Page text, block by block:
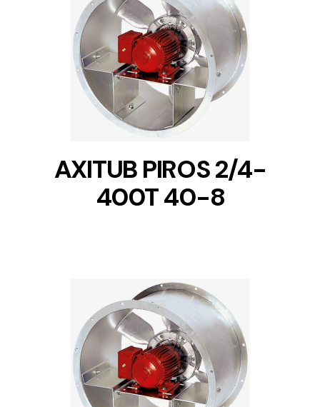
DETAILS
AXITUB PIROS 2/4-
400T 40-8
DETAILS